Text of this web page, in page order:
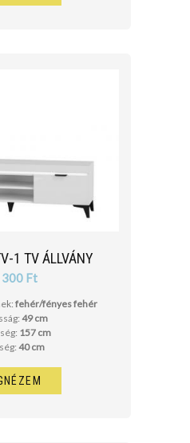
1 TV ÁLLVÁNY
300 Ft
fehér/fényes fehér
49 cm
157 cm
40 cm